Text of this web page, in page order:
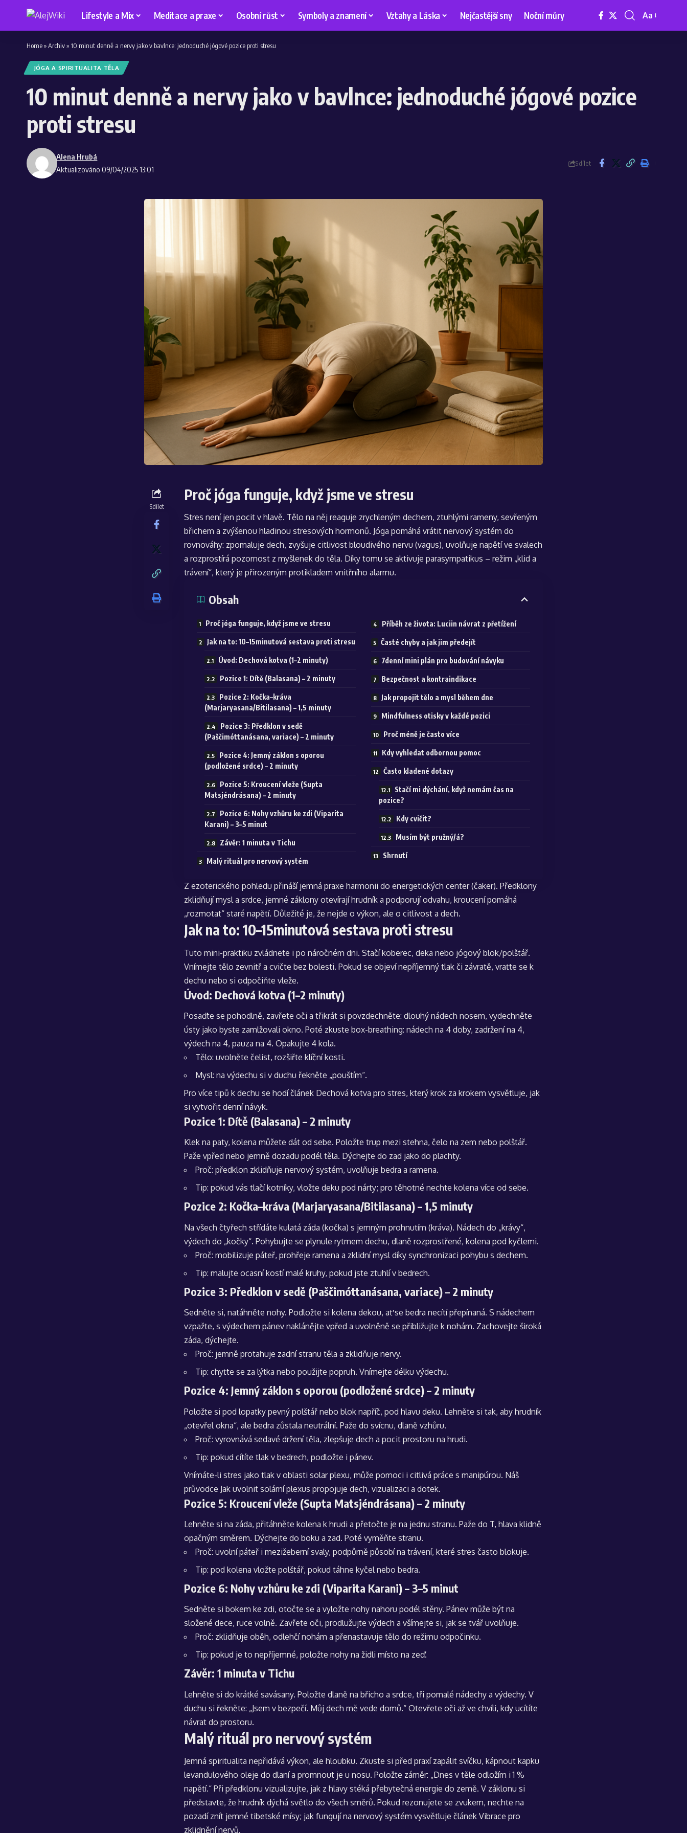
Lifestyle a Mix Meditace a praxe Osobní růst Symboly a znamení Vztahy a Láska Nejčastější sny Noční můry Aa
Home»Archiv» 10 minut denně a nervy jako v bavlnce: jednoduché jógové pozice proti stresu
JÓGA A SPIRITUALITA TĚLA
10 minut denně a nervy jako v bavlnce: jednoduché jógové pozice
proti stresu
Aktualizováno 09/04/2025 13:01
Alena Hrubá
Sdílet
Sdílet
Proč jóga funguje, když jsme ve stresu
Stres není jen pocit v hlavě. Tělo na něj reaguje zrychleným dechem, ztuhlými rameny, sevřeným
břichem a zvýšenou hladinou stresových hormonů. Jóga pomáhá vrátit nervový systém do
rovnováhy: zpomaluje dech, zvyšuje citlivost bloudivého nervu (vagus), uvolňuje napětí ve svalech
a rozprostírá pozornost z myšlenek do těla. Díky tomu se aktivuje parasympatikus – režim „klid a
trávení“, který je přirozeným protikladem vnitřního alarmu.
Obsah
Proč jóga funguje, když jsme ve stresu
Jak na to: 10–15minutová sestava proti stresu
Úvod: Dechová kotva (1–2 minuty)
Pozice 1: Dítě (Balasana) – 2 minuty
Pozice 2: Kočka–kráva
(Marjaryasana/Bitilasana) – 1,5 minuty
Pozice 3: Předklon v sedě
(Paščimóttanásana, variace) – 2 minuty
Pozice 4: Jemný záklon s oporou
(podložené srdce) – 2 minuty
Pozice 5: Kroucení vleže (Supta
Matsjéndrásana) – 2 minuty
Pozice 6: Nohy vzhůru ke zdi (Viparita
Karani) – 3–5 minut
Závěr: 1 minuta v Tichu
Malý rituál pro nervový systém
Příběh ze života: Luciin návrat z přetížení
Časté chyby a jak jim předejít
7denní mini plán pro budování návyku
Bezpečnost a kontraindikace
Jak propojit tělo a mysl během dne
Mindfulness otisky v každé pozici
Proč méně je často více
Kdy vyhledat odbornou pomoc
Často kladené dotazy
Stačí mi dýchání, když nemám čas na
pozice?
Kdy cvičit?
Musím být pružný/á?
Shrnutí
Z ezoterického pohledu přináší jemná praxe harmonii do energetických center (čaker). Předklony
zklidňují mysl a srdce, jemné záklony otevírají hrudník a podporují odvahu, kroucení pomáhá
„rozmotat“ staré napětí. Důležité je, že nejde o výkon, ale o citlivost a dech.
Jak na to: 10–15minutová sestava proti stresu
Tuto mini-praktiku zvládnete i po náročném dni. Stačí koberec, deka nebo jógový blok/polštář.
Vnímejte tělo zevnitř a cvičte bez bolesti. Pokud se objeví nepříjemný tlak či závratě, vraťte se k
dechu nebo si odpočiňte vleže.
Úvod: Dechová kotva (1–2 minuty)
Posaďte se pohodlně, zavřete oči a třikrát si povzdechněte: dlouhý nádech nosem, vydechněte
ústy jako byste zamlžovali okno. Poté zkuste box-breathing: nádech na 4 doby, zadržení na 4,
výdech na 4, pauza na 4. Opakujte 4 kola.
Tělo: uvolněte čelist, rozšiřte klíční kosti.
Mysl: na výdechu si v duchu řekněte „pouštím“.
Pro více tipů k dechu se hodí článek Dechová kotva pro stres, který krok za krokem vysvětluje, jak
si vytvořit denní návyk.
Pozice 1: Dítě (Balasana) – 2 minuty
Klek na paty, kolena můžete dát od sebe. Položte trup mezi stehna, čelo na zem nebo polštář.
Paže vpřed nebo jemně dozadu podél těla. Dýchejte do zad jako do plachty.
Proč: předklon zklidňuje nervový systém, uvolňuje bedra a ramena.
Tip: pokud vás tlačí kotníky, vložte deku pod nárty; pro těhotné nechte kolena více od sebe.
Pozice 2: Kočka–kráva (Marjaryasana/Bitilasana) – 1,5 minuty
Na všech čtyřech střídáte kulatá záda (kočka) s jemným prohnutím (kráva). Nádech do „krávy“,
výdech do „kočky“. Pohybujte se plynule rytmem dechu, dlaně rozprostřené, kolena pod kyčlemi.
Proč: mobilizuje páteř, prohřeje ramena a zklidní mysl díky synchronizaci pohybu s dechem.
Tip: malujte ocasní kostí malé kruhy, pokud jste ztuhlí v bedrech.
Pozice 3: Předklon v sedě (Paščimóttanásana, variace) – 2 minuty
Sedněte si, natáhněte nohy. Podložte si kolena dekou, ať se bedra necítí přepínaná. S nádechem
vzpažte, s výdechem pánev naklánějte vpřed a uvolněně se přibližujte k nohám. Zachovejte široká
záda, dýchejte.
Proč: jemně protahuje zadní stranu těla a zklidňuje nervy.
Tip: chyťte se za lýtka nebo použijte popruh. Vnímejte délku výdechu.
Pozice 4: Jemný záklon s oporou (podložené srdce) – 2 minuty
Položte si pod lopatky pevný polštář nebo blok napříč, pod hlavu deku. Lehněte si tak, aby hrudník
„otevřel okna“, ale bedra zůstala neutrální. Paže do svícnu, dlaně vzhůru.
Proč: vyrovnává sedavé držení těla, zlepšuje dech a pocit prostoru na hrudi.
Tip: pokud cítíte tlak v bedrech, podložte i pánev.
Vnímáte-li stres jako tlak v oblasti solar plexu, může pomoci i citlivá práce s manipúrou. Náš
průvodce Jak uvolnit solární plexus propojuje dech, vizualizaci a dotek.
Pozice 5: Kroucení vleže (Supta Matsjéndrásana) – 2 minuty
Lehněte si na záda, přitáhněte kolena k hrudi a přetočte je na jednu stranu. Paže do T, hlava klidně
opačným směrem. Dýchejte do boku a zad. Poté vyměňte stranu.
Proč: uvolní páteř i mezižeberní svaly, podpůrně působí na trávení, které stres často blokuje.
Tip: pod kolena vložte polštář, pokud táhne kyčel nebo bedra.
Pozice 6: Nohy vzhůru ke zdi (Viparita Karani) – 3–5 minut
Sedněte si bokem ke zdi, otočte se a vyložte nohy nahoru podél stěny. Pánev může být na
složené dece, ruce volně. Zavřete oči, prodlužujte výdech a všímejte si, jak se tvář uvolňuje.
Proč: zklidňuje oběh, odlehčí nohám a přenastavuje tělo do režimu odpočinku.
Tip: pokud je to nepříjemné, položte nohy na židli místo na zeď.
Závěr: 1 minuta v Tichu
Lehněte si do krátké savásany. Položte dlaně na břicho a srdce, tři pomalé nádechy a výdechy. V
duchu si řekněte: „Jsem v bezpečí. Můj dech mě vede domů.“ Otevřete oči až ve chvíli, kdy ucítíte
návrat do prostoru.
Malý rituál pro nervový systém
Jemná spiritualita nepřidává výkon, ale hloubku. Zkuste si před praxí zapálit svíčku, kápnout kapku
levandulového oleje do dlaní a promnout je u nosu. Položte záměr: „Dnes v těle odložím i 1 %
napětí.“ Při předklonu vizualizujte, jak z hlavy stéká přebytečná energie do země. V záklonu si
představte, že hrudník dýchá světlo do všech směrů. Pokud rezonujete se zvukem, nechte na
pozadí znít jemné tibetské mísy; jak fungují na nervový systém vysvětluje článek Vibrace pro
zklidnění nervů.